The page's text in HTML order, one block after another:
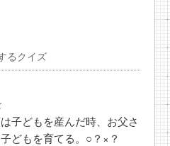
るクイズ
子どもを産んだ時、お父さ
どもを育てる。○？×？